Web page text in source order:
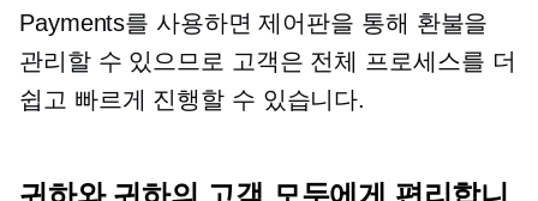
Payments를 사용하면 제어판을 통해 환불을
관리할 수 있으므로 고객은 전체 프로세스를 더
쉽고 빠르게 진행할 수 있습니다.